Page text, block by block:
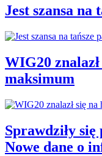
Jest szansa na
WIG20
maksimum
Sprawdziły
Nowe dane o